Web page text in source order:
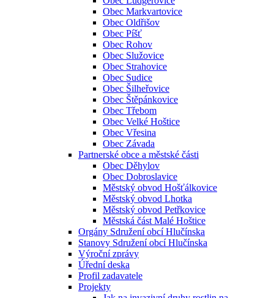
Obec Markvartovice
Obec Oldřišov
Obec Píšť
Obec Rohov
Obec Služovice
Obec Strahovice
Obec Sudice
Obec Šilheřovice
Obec Štěpánkovice
Obec Třebom
Obec Velké Hoštice
Obec Vřesina
Obec Závada
Partnerské obce a městské části
Obec Děhylov
Obec Dobroslavice
Městský obvod Hošťálkovice
Městský obvod Lhotka
Městský obvod Petřkovice
Městská část Malé Hoštice
Orgány Sdružení obcí Hlučínska
Stanovy Sdružení obcí Hlučínska
Výroční zprávy
Úřední deska
Profil zadavatele
Projekty